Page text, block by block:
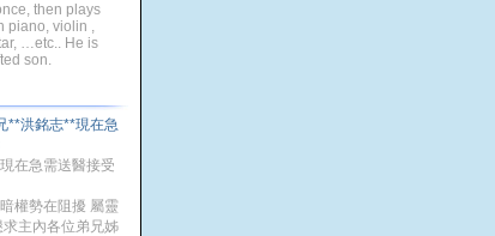
then plays
piano, violin ,
…etc.. He is
son.
**洪銘志**現在急
在急需送醫接受
權勢在阻擾 屬靈
求主內各位弟兄姊